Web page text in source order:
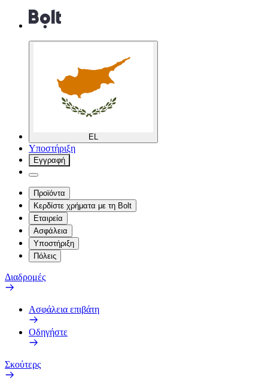
EL
Υποστήριξη
Εγγραφή
Προϊόντα
Κερδίστε χρήματα με τη Bolt
Εταιρεία
Ασφάλεια
Υποστήριξη
Πόλεις
Διαδρομές
Ασφάλεια επιβάτη
Οδηγήστε
Σκούτερς